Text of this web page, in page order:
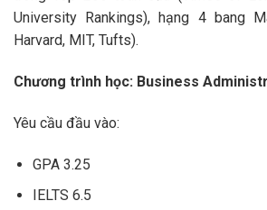
University Rankings), hạng 4 bang
Harvard, MIT, Tufts).
Chương trình học: Business
Yêu cầu đầu vào:
GPA 3.25
IELTS 6.5